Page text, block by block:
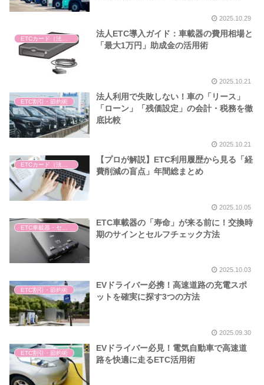
2025.10.29
ETCカード（法人・個人）
法人ETC導入ガイド：車載器の費用相場と
「最大1万円」助成金の活用術
2025.10.21
ETC割引・節約術
法人利用で失敗しない！車の「リース」
「ローン」「残価設定」の会計・税務を徹
底比較
2025.10.21
【プロが解説】ETC利用履歴から見る「経
費削減の盲点」年間総まとめ
2025.10.05
ETC車載器の「寿命」が来る前に！交換時
期のサインとセルフチェック方法
2025.10.03
ETC割引・節約術
EVドライバー必携！高速道路の充電スポ
ットを確実に探す3つの方法
2025.09.30
ETC割引・節約術
EVドライバー必見！電気自動車で高速道
路を快適に走るETC活用術